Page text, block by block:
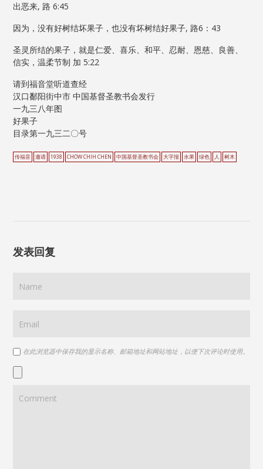
出恶来, 路 6:45
因为，没有好树结坏果子，也没有坏树结好果子, 路6：43
圣灵所结的果子，就是仁爱、喜乐、和平、忍耐、恩慈、良善、
信实，温柔节制 加 5:22
请到福音堂听道查经
汉口鄱阳街中市 中国基督圣教书会发行
一九三八年图
好果子
目录第一九三二〇号
传福音 邀请 1938 CHOW CHIH CHEN 中国基督圣教书会 大字报 水果 绿色 人 树木
发表回复
在此浏览器中保存我的显示名称、邮箱地址和网站地址，以便下次评论时使用。